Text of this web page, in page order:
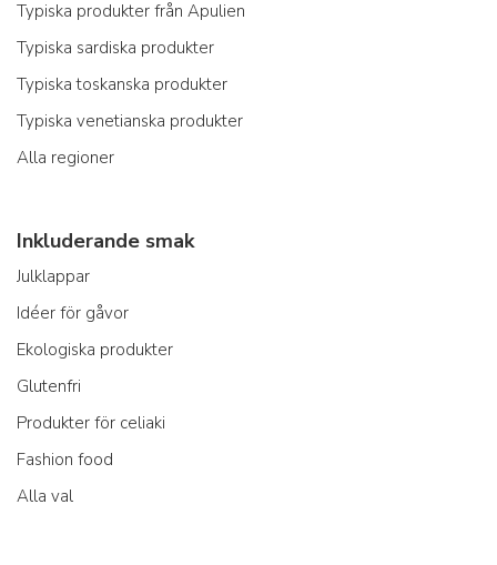
Typiska produkter från Apulien
Typiska sardiska produkter
Typiska toskanska produkter
Typiska venetianska produkter
Alla regioner
Inkluderande smak
Julklappar
Idéer för gåvor
Ekologiska produkter
Glutenfri
Produkter för celiaki
Fashion food
Alla val